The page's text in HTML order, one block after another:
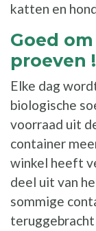
katten en
Goed
proeven !
Elke dag
biologische
voorraad uit
container
winkel heeft
deel uit van
sommige